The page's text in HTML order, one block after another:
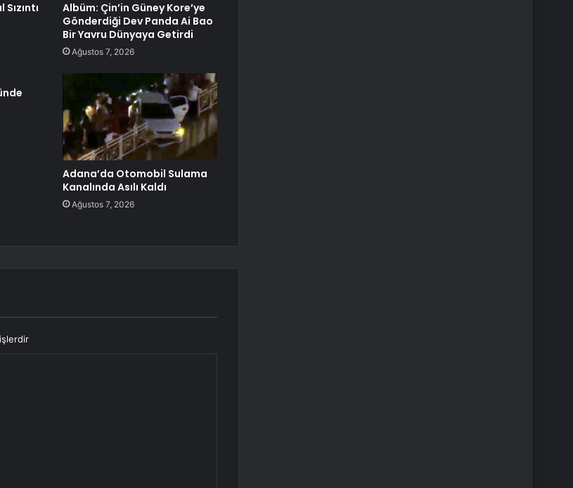
Albüm: Çin’in Güney Kore’ye
Gönderdiği Dev Panda Ai Bao
Bir Yavru Dünyaya Getirdi
Ağustos 7, 2026
Adana’da Otomobil Sulama
Kanalında Asılı Kaldı
Ağustos 7, 2026